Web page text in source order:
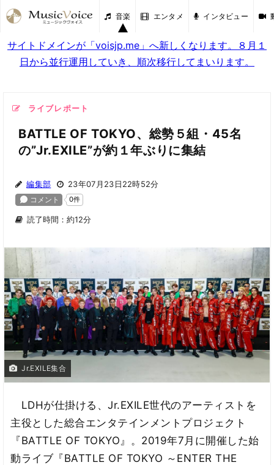
音楽 エンタメ インタビュー
サイトドメインが「voisjp.me」へ新しくなります。８月１
日から並行運用していき、順次移行してまいります。
ライブレポート
BATTLE OF TOKYO、総勢５組・45名
の”Jr.EXILE”が約１年ぶりに集結
編集部 23年07月23日22時52分
読了時間：約12分
Jr.EXILE集合
LDHが仕掛ける、Jr.EXILE世代のアーティストを
主役とした総合エンタテインメントプロジェクト
『BATTLE OF TOKYO』。2019年7月に開催した始
動ライブ『BATTLE OF TOKYO ～ENTER THE